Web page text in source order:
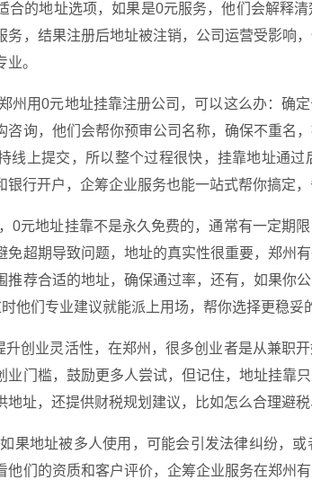
合的地址选项，如果是0元服务，他们会解释
务，结果注册后地址被注销，公司运营受影响
。
州用0元地址挂靠注册公司，可以这么办：确
咨询，他们会帮你预审公司名称，确保不重名
线上提交，所以整个过程很快，挂靠地址通
行开户，企筹企业服务也能一站式帮你搞定，
0元地址挂靠不是永久免费的，通常有一定期
免超期导致问题，地址的真实性很重要，郑州
推荐合适的地址，确保通过率，还有，如果你
他们专业建议就能派上用场，帮你选择更稳妥
升创业灵活性，在郑州，很多创业者是从兼职
业门槛，鼓励更多人尝试，但记住，地址挂靠
地址，还提供财税规划建议，比如怎么合理避
果地址被多人使用，可能会引发法律纠纷，
他们的资质和客户评价，企筹企业服务在郑州